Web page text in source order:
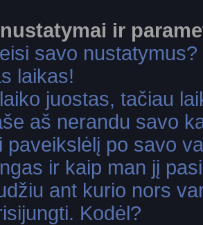
ir
savo nustatymus?
laikas!
juostas, tačiau
aš nerandu savo
paveikslėlį po savo
ir kaip man jį
ant kurio nors
Kodėl?